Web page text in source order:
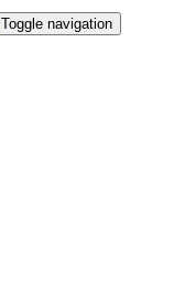
Toggle navigation